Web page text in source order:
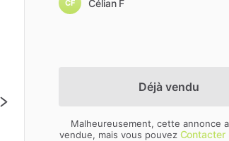
CF Célian F
Déjà vendu
Malheureusement, cette annonce
vendue, mais vous pouvez Contacter